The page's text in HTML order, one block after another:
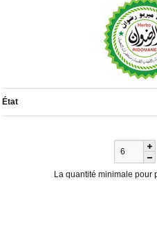
État
La quantité minimale pour